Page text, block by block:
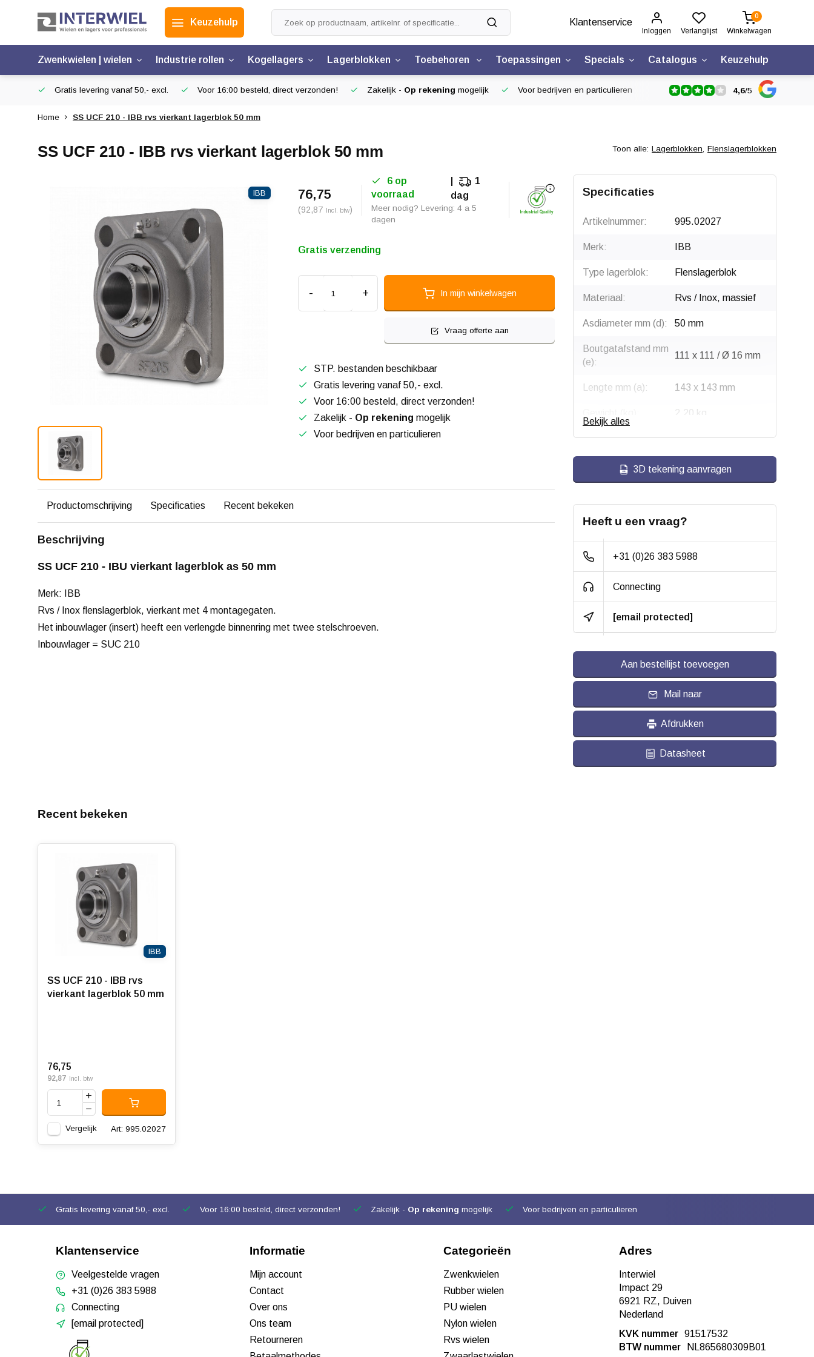
Keuzehulp Klantenservice
Inloggen Verlanglijst
0
Winkelwagen
Zwenkwielen | wielen Industrie rollen Kogellagers Lagerblokken Toebehoren Toepassingen Specials Catalogus Keuzehulp
Gratis levering vanaf 50,- excl. Voor 16:00 besteld, direct verzonden! Zakelijk - Op rekening mogelijk Voor bedrijven en particulieren 4,6/5
Home SS UCF 210 - IBB rvs vierkant lagerblok 50 mm
SS UCF 210 - IBB rvs vierkant lagerblok 50 mm Toon alle: Lagerblokken, Flenslagerblokken
IBB 76,75
(92,87 Incl. btw)
6 op
voorraad
1
dag
Meer nodig? Levering: 4 a 5
dagen
Gratis verzending
- + In mijn winkelwagen
Vraag offerte aan
STP. bestanden beschikbaar
Gratis levering vanaf 50,- excl.
Voor 16:00 besteld, direct verzonden!
Zakelijk - Op rekening mogelijk
Voor bedrijven en particulieren
Productomschrijving Specificaties Recent bekeken
Beschrijving
SS UCF 210 - IBU vierkant lagerblok as 50 mm
Merk: IBB
Rvs / Inox flenslagerblok, vierkant met 4 montagegaten.
Het inbouwlager (insert) heeft een verlengde binnenring met twee stelschroeven.
Inbouwlager = SUC 210
Specificaties
Artikelnummer: 995.02027
Merk: IBB
Type lagerblok: Flenslagerblok
Materiaal: Rvs / Inox, massief
Asdiameter mm (d): 50 mm
Boutgatafstand mm
(e):
111 x 111 / Ø 16 mm
Lengte mm (a): 143 x 143 mm
2.20 kg
Bekijk alles
3D tekening aanvragen
Heeft u een vraag?
+31 (0)26 383 5988
Connecting
[email protected]
Aan bestellijst toevoegen
Mail naar
Afdrukken
Datasheet
Recent bekeken
IBB
SS UCF 210 - IBB rvs
vierkant lagerblok 50 mm
76,75
92,87 Incl. btw
Vergelijk Art: 995.02027
Gratis levering vanaf 50,- excl. Voor 16:00 besteld, direct verzonden! Zakelijk - Op rekening mogelijk Voor bedrijven en particulieren
Klantenservice
Veelgestelde vragen
+31 (0)26 383 5988
Connecting
[email protected]
Informatie
Mijn account
Contact
Over ons
Ons team
Retourneren
Categorieën
Zwenkwielen
Rubber wielen
PU wielen
Nylon wielen
Rvs wielen
Adres
Interwiel
Impact 29
6921 RZ, Duiven
Nederland
KVK nummer 91517532
BTW nummer
NL865680309B01